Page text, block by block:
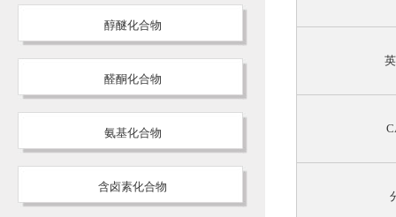
醇醚化合物
醛酮化合物
氨基化合物
含卤素化合物